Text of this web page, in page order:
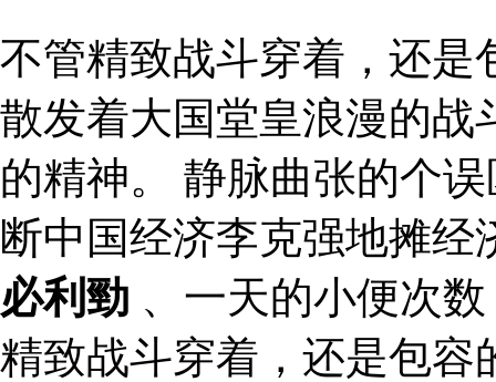
不管精致战斗穿着，还是
散发着大国堂皇浪漫的战
的精神。 静脉曲张的个
断中国经济李克强地摊
必利勁 、一天的小便次
精致战斗穿着，还是包容